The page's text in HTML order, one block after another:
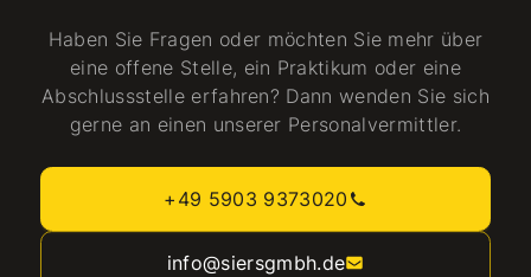
Haben Sie Fragen oder möchten Sie mehr über
eine offene Stelle, ein Praktikum oder eine
Abschlussstelle erfahren? Dann wenden Sie sich
gerne an einen unserer Personalvermittler.
+49 5903 9373020
info@siersgmbh.de